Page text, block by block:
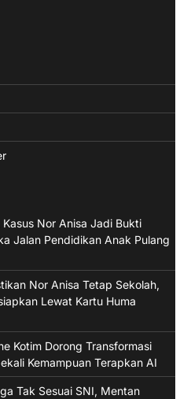
Nor Anisa Jadi Bukti
Jalan Pendidikan Anak Pulang
Nor Anisa Tetap Sekolah,
Lewat Kartu Huma
Kotim Dorong Transformasi
Kemampuan Terapkan AI
Tak Sesuai SNI, Mentan